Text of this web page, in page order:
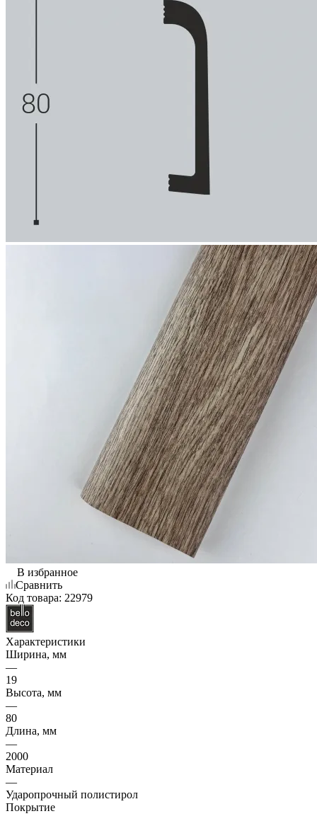
В избранное
Сравнить
Код товара: 22979
Характеристики
Ширина, мм
—
19
Высота, мм
—
80
Длина, мм
—
2000
Материал
—
Ударопрочный полистирол
Покрытие